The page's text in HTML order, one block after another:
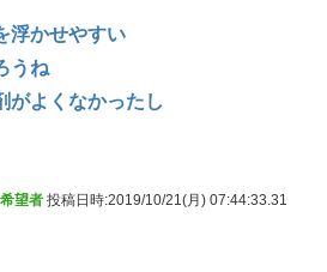
浮かせやすい
うね
がよくなかったし
望者 投稿日時:2019/10/21(月) 07:44:33.31